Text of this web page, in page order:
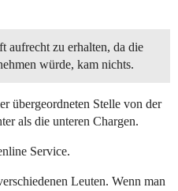
aufrecht zu erhalten, da die
würde, kam nichts.
übergeordneten Stelle von der
als die unteren Chargen.
Service.
Leuten. Wenn man